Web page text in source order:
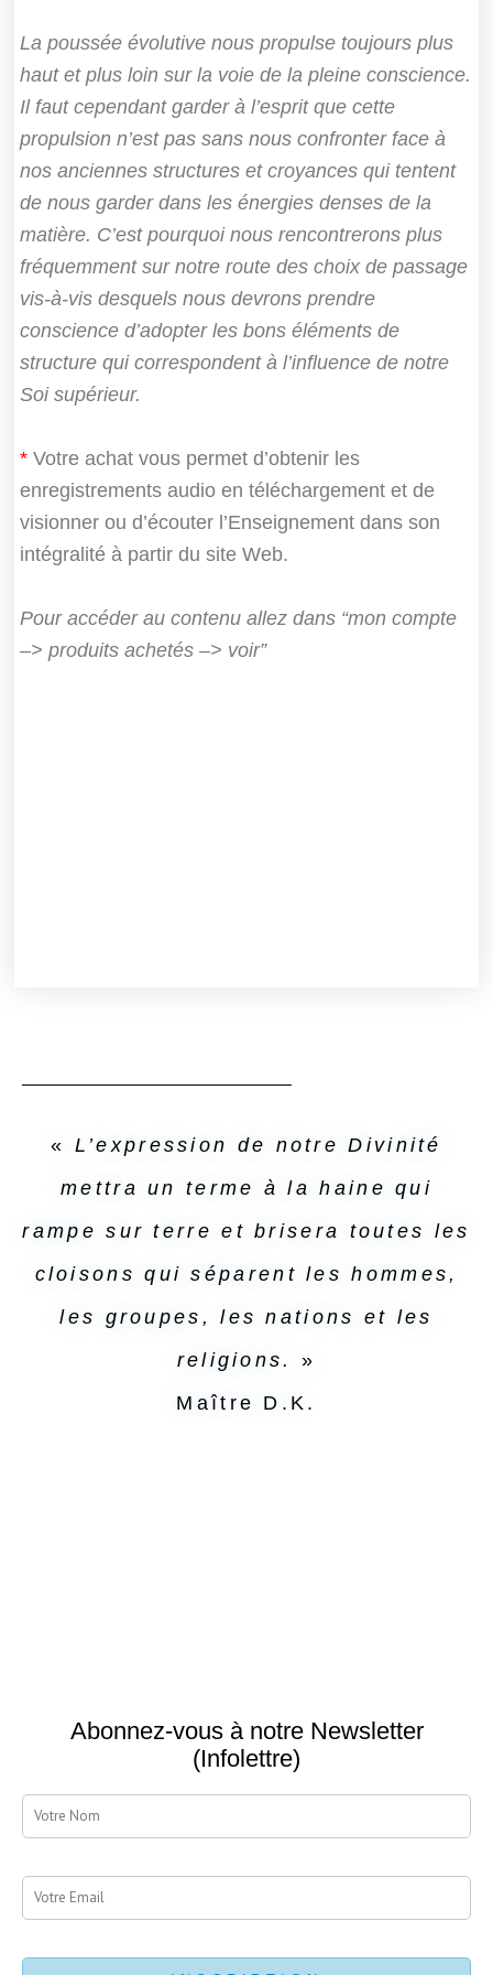
La poussée évolutive nous propulse toujours plus
haut et plus loin sur la voie de la pleine conscience.
Il faut cependant garder à l’esprit que cette
propulsion n’est pas sans nous confronter face à
nos anciennes structures et croyances qui tentent
de nous garder dans les énergies denses de la
matière. C’est pourquoi nous rencontrerons plus
fréquemment sur notre route des choix de passage
vis-à-vis desquels nous devrons prendre
conscience d’adopter les bons éléments de
structure qui correspondent à l’influence de notre
Soi supérieur.
* Votre achat vous permet d’obtenir les
enregistrements audio en téléchargement et de
visionner ou d’écouter l’Enseignement dans son
intégralité à partir du site Web.
Pour accéder au contenu allez dans “mon compte
–> produits achetés –> voir”
« L’expression de notre Divinité
mettra un terme à la haine qui
rampe sur terre et brisera toutes les
cloisons qui séparent les hommes,
les groupes, les nations et les
religions.
»
Maître D.K.
Abonnez-vous à notre Newsletter
(Infolettre)
nom
Email